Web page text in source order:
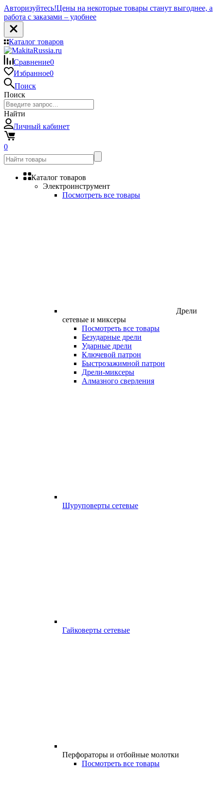
Авторизуйтесь!Цены на некоторые товары станут выгоднее, а
работа с заказами – удобнее
Каталог товаров
Сравнение0
Избранное0
Поиск
Поиск
Найти
Личный кабинет
0
Каталог товаров
Электроинструмент
Посмотреть все товары
Дрели
сетевые и миксеры
Посмотреть все товары
Безударные дрели
Ударные дрели
Ключевой патрон
Быстрозажимной патрон
Дрели-миксеры
Алмазного сверления
Шуруповерты сетевые
Гайковерты сетевые
Перфораторы и отбойные молотки
Посмотреть все товары